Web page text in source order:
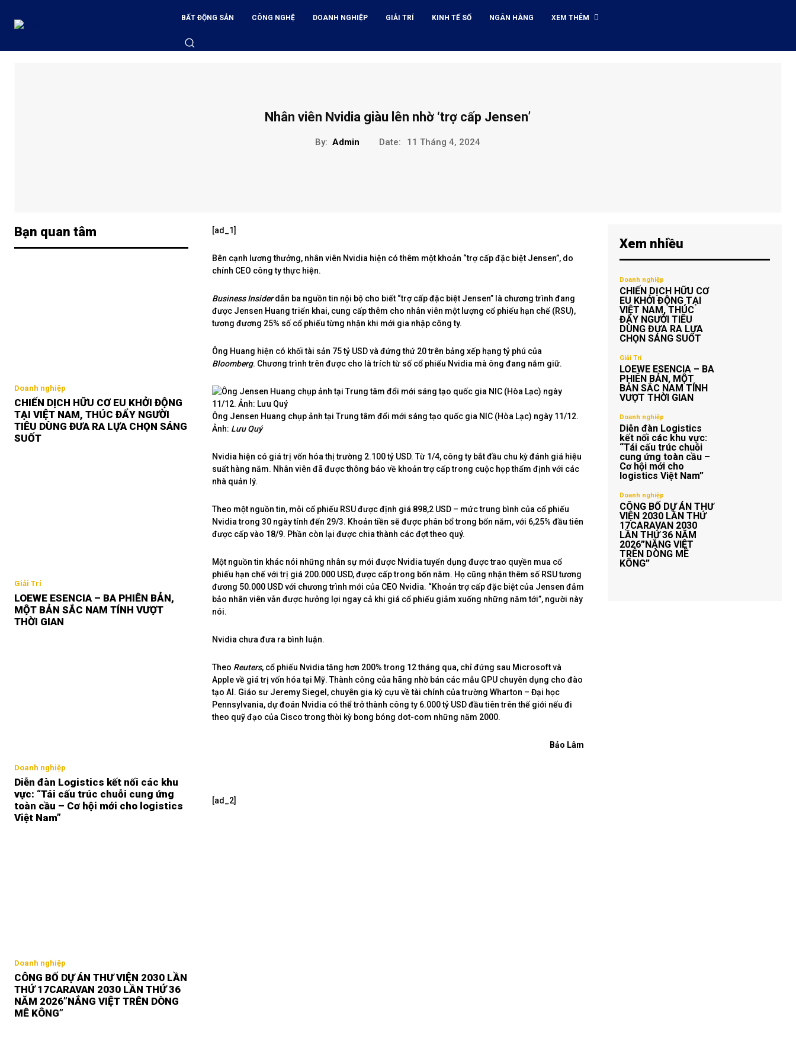
BẤT ĐỘNG SẢN CÔNG NGHỆ DOANH NGHIỆP GIẢI TRÍ KINH TẾ SỐ NGÂN HÀNG XEM THÊM
Nhân viên Nvidia giàu lên nhờ ‘trợ cấp Jensen’
By: Admin Date: 11 Tháng 4, 2024
Bạn quan tâm
Doanh nghiệp
CHIẾN DỊCH HỮU CƠ EU KHỞI ĐỘNG
TẠI VIỆT NAM, THÚC ĐẨY NGƯỜI
TIÊU DÙNG ĐƯA RA LỰA CHỌN SÁNG
SUỐT
Giải Trí
LOEWE ESENCIA – BA PHIÊN BẢN,
MỘT BẢN SẮC NAM TÍNH VƯỢT
THỜI GIAN
Doanh nghiệp
Diễn đàn Logistics kết nối các khu
vực: “Tái cấu trúc chuỗi cung ứng
toàn cầu – Cơ hội mới cho logistics
Việt Nam”
Doanh nghiệp
CÔNG BỐ DỰ ÁN THƯ VIỆN 2030 LẦN
THỨ 17CARAVAN 2030 LẦN THỨ 36
NĂM 2026”NẮNG VIỆT TRÊN DÒNG
MÊ KÔNG”
[ad_1]
Bên cạnh lương thưởng, nhân viên Nvidia hiện có thêm một khoản “trợ cấp đặc biệt Jensen”, do
chính CEO công ty thực hiện.
Business Insiderdẫn ba nguồn tin nội bộ cho biết “trợ cấp đặc biệt Jensen” là chương trình đang
được Jensen Huang triển khai, cung cấp thêm cho nhân viên một lượng cổ phiếu hạn chế (RSU),
tương đương 25% số cổ phiếu từng nhận khi mới gia nhập công ty.
Ông Huang hiện có khối tài sản 75 tỷ USD và đứng thứ 20 trên bảng xếp hạng tỷ phú của
Bloomberg. Chương trình trên được cho là trích từ số cổ phiếu Nvidia mà ông đang nắm giữ.
Ông Jensen Huang chụp ảnh tại Trung tâm đổi mới sáng tạo quốc gia NIC (Hòa Lạc) ngày 11/12.
Ảnh: Lưu Quý
Nvidia hiện có giá trị vốn hóa thị trường 2.100 tỷ USD. Từ 1/4, công ty bắt đầu chu kỳ đánh giá hiệu
suất hàng năm. Nhân viên đã được thông báo về khoản trợ cấp trong cuộc họp thẩm định với các
nhà quản lý.
Theo một nguồn tin, mỗi cổ phiếu RSU được định giá 898,2 USD – mức trung bình của cổ phiếu
Nvidia trong 30 ngày tính đến 29/3. Khoản tiền sẽ được phân bổ trong bốn năm, với 6,25% đầu tiên
được cấp vào 18/9. Phần còn lại được chia thành các đợt theo quý.
Một nguồn tin khác nói những nhân sự mới được Nvidia tuyển dụng được trao quyền mua cổ
phiếu hạn chế với trị giá 200.000 USD, được cấp trong bốn năm. Họ cũng nhận thêm số RSU tương
đương 50.000 USD với chương trình mới của CEO Nvidia. “Khoản trợ cấp đặc biệt của Jensen đảm
bảo nhân viên vẫn được hưởng lợi ngay cả khi giá cổ phiếu giảm xuống những năm tới”, người này
nói.
Nvidia chưa đưa ra bình luận.
Theo Reuters, cổ phiếu Nvidia tăng hơn 200% trong 12 tháng qua, chỉ đứng sau Microsoft và
Apple về giá trị vốn hóa tại Mỹ. Thành công của hãng nhờ bán các mẫu GPU chuyên dụng cho đào
tạo AI. Giáo sư Jeremy Siegel, chuyên gia kỳ cựu về tài chính của trường Wharton – Đại học
Pennsylvania, dự đoán Nvidia có thể trở thành công ty 6.000 tỷ USD đầu tiên trên thế giới nếu đi
theo quỹ đạo của Cisco trong thời kỳ bong bóng dot-com những năm 2000.
Bảo Lâm
[ad_2]
Xem nhiều
Doanh nghiệp
CHIẾN DỊCH HỮU CƠ
EU KHỞI ĐỘNG TẠI
VIỆT NAM, THÚC
ĐẨY NGƯỜI TIÊU
DÙNG ĐƯA RA LỰA
CHỌN SÁNG SUỐT
Giải Trí
LOEWE ESENCIA – BA
PHIÊN BẢN, MỘT
BẢN SẮC NAM TÍNH
VƯỢT THỜI GIAN
Doanh nghiệp
Diễn đàn Logistics
kết nối các khu vực:
“Tái cấu trúc chuỗi
cung ứng toàn cầu –
Cơ hội mới cho
logistics Việt Nam”
Doanh nghiệp
CÔNG BỐ DỰ ÁN THƯ
VIỆN 2030 LẦN THỨ
17CARAVAN 2030
LẦN THỨ 36 NĂM
2026”NẮNG VIỆT
TRÊN DÒNG MÊ
KÔNG”